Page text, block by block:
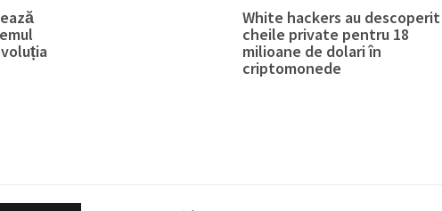
White hackers au descoperit
cheile private pentru 18
milioane de dolari în
criptomonede